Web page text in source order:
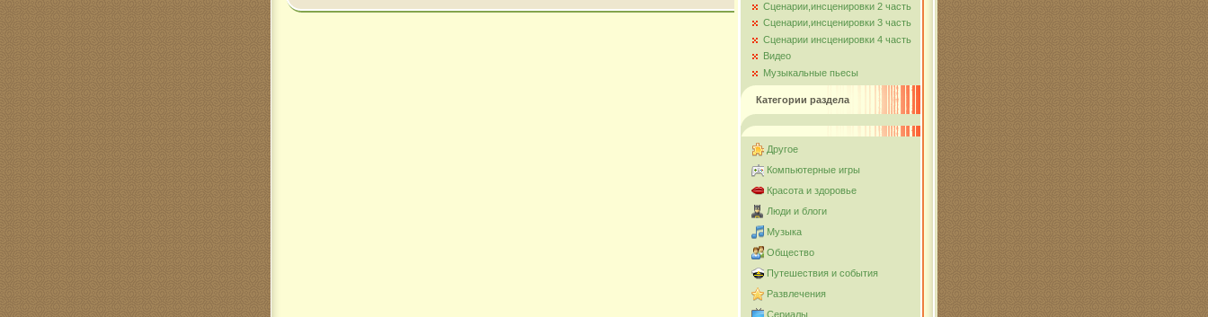
Сценарии,инсценировки 2 часть
Сценарии,инсценировки 3 часть
Сценарии инсценировки 4 часть
Видео
Музыкальные пьесы
Категории раздела
Другое
Компьютерные игры
Красота и здоровье
Люди и блоги
Музыка
Общество
Путешествия и события
Развлечения
Сериалы